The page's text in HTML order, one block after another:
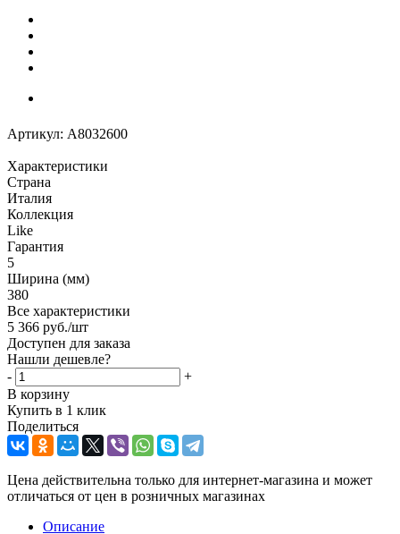
Артикул: A8032600
Характеристики
Страна
Италия
Коллекция
Like
Гарантия
5
Ширина (мм)
380
Все характеристики
5 366 руб./шт
Доступен для заказа
Нашли дешевле?
-
+
В корзину
Купить в 1 клик
Поделиться
Цена действительна только для интернет-магазина и может
отличаться от цен в розничных магазинах
Описание